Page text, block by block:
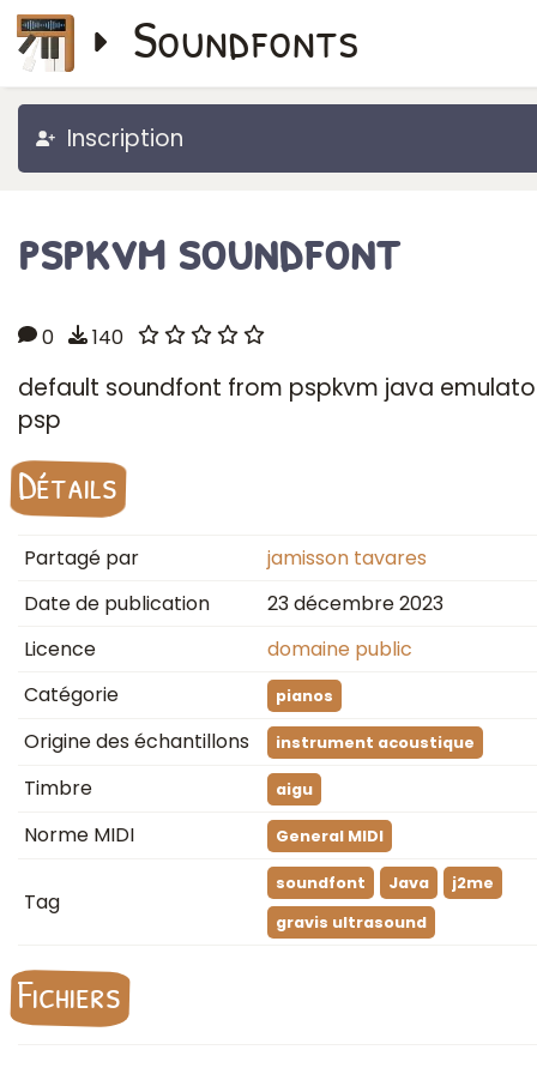
Soundfonts
Inscription
pspkvm soundfont
0 140
default soundfont from pspkvm java
psp
Détails
Partagé par
jamisson tavares
Date de publication
23 décembre 2023
Licence
domaine public
Catégorie
pianos
Origine des échantillons instrument acoustique
Timbre aigu
Norme MIDI General MIDI
Tag
soundfont Java
j2me
gravis ultrasound
Fichiers